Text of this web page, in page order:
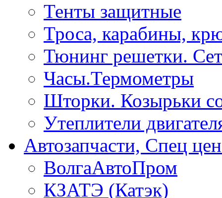
Тенты защитные
Троса, карабины,
Тюнинг решетки.
Часы.Термометры
Шторки. Козырьки
Утеплители
Автозапчасти, Спец
ВолгаАвтоПром
КЗАТЭ (Катэк)